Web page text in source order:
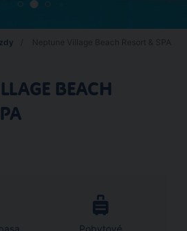
BEACH
Pobytové